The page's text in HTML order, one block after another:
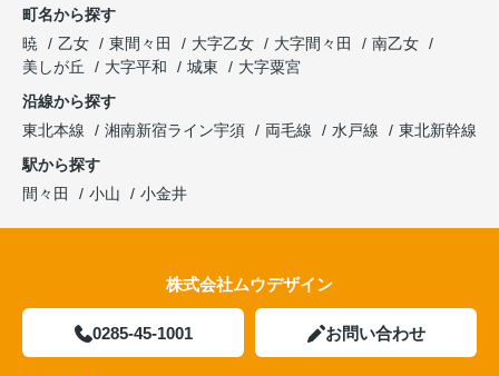
町名から探す
暁
乙女 東間々田 大字乙女 大字間々田
南乙女
美しが丘
大字平和 城東
大字粟宮
沿線から探す
東北本線
湘南新宿ライン宇須 両毛線 水戸線
東北新幹線
駅から探す
間々田
小山 小金井
株式会社ムウデザイン
0285-45-1001 お問い合わせ